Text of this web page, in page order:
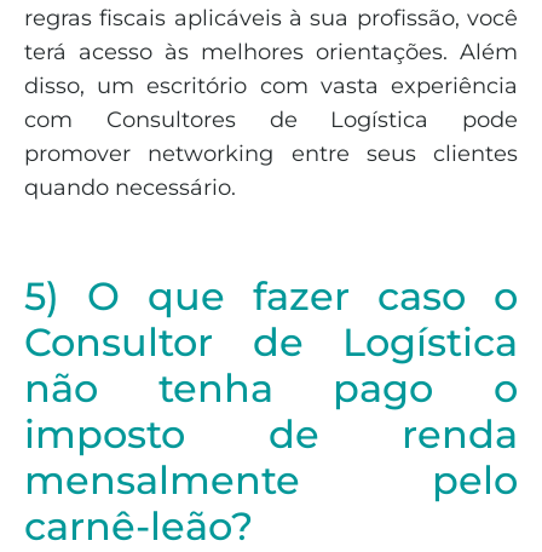
regras fiscais aplicáveis à sua profissão, você
terá acesso às melhores orientações. Além
disso, um escritório com vasta experiência
com Consultores de Logística pode
promover networking entre seus clientes
quando necessário.
5) O que fazer caso o
Consultor de Logística
não tenha pago o
imposto de renda
mensalmente pelo
carnê-leão?